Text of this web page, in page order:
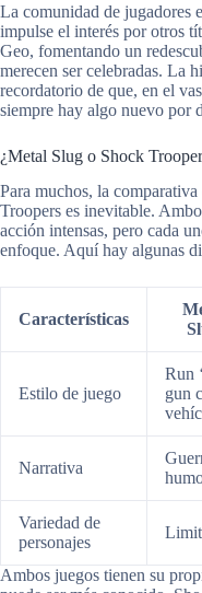
La comunidad de jugadores
impulse el interés por otros
Geo, fomentando un
merecen ser celebradas. La
recordatorio de que, en el
siempre hay algo nuevo por
¿Metal Slug o Shock
Para muchos, la
Troopers es inevitable.
acción intensas, pero cada
enfoque. Aquí hay algunas
Características
Estilo de juego
Run
gun
Narrativa
Variedad de
personajes
Ambos juegos tienen su